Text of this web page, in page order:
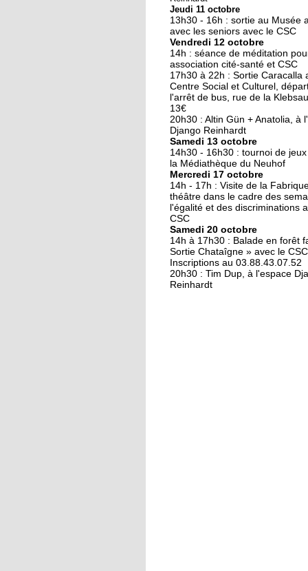
nouvelle mairie
19 octobre 2017
Face au challenge du
numérique
19 octobre 2017
La précarité tue
18 octobre 2017
Quatre décennies au
chevet du Neuhof
18 octobre 2017
Kamisa Negra :
Jeudi 11 octobre
13h30 - 16h : sortie au Musée
avec les seniors avec le CSC
Vendredi 12 octobre
14h : séance de méditation
association cité-santé et CSC
17h30 à 22h : Sortie Caracalla
Centre Social et Culturel,
l'arrêt de bus, rue de la
13€
20h30 : Altin Gün + Anatolia, à
Django Reinhardt
Samedi 13 octobre
14h30 - 16h30 : tournoi de
la Médiathèque du Neuhof
Mercredi 17 octobre
14h - 17h : Visite de la
théâtre dans le cadre des
l'égalité et des discriminations
CSC
Samedi 20 octobre
14h à 17h30 : Balade en forêt
Sortie Chataîgne » avec le
Inscriptions au 03.88.43.07.52
20h30 : Tim Dup, à l'espace
Reinhardt